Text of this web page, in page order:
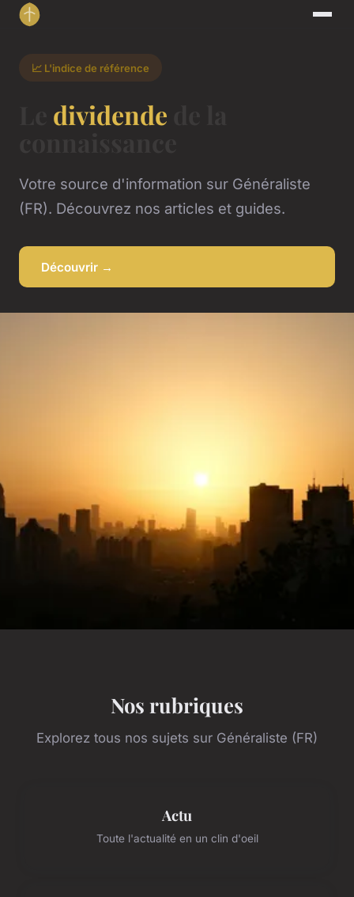
📈 L'indice de référence
dividende
Votre source d'information sur Généraliste
(FR). Découvrez nos articles et guides.
Découvrir →
Nos rubriques
Explorez tous nos sujets sur Généraliste (FR)
Actu
Toute l'actualité en un clin d'oeil